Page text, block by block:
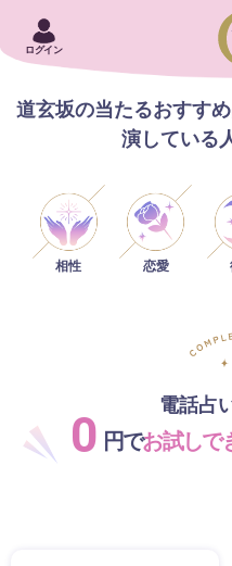
ログイン
道玄坂の当たるおすす
演している
相性 恋愛
電話占
0 円でお試しで